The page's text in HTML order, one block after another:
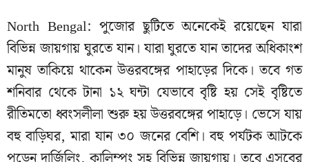
North Bengal: পুজোর ছুটিতে অনেকেই রয়েছেন যারা
বিভিন্ন জায়গায় ঘুরতে যান। যারা ঘুরতে যান তাদের অধিকাংশ
মানুষ তাকিয়ে থাকেন উত্তরবঙ্গের পাহাড়ের দিকে। তবে গত
শনিবার থেকে টানা ১২ ঘন্টা যেভাবে বৃষ্টি হয় সেই বৃষ্টিতে
রীতিমতো ধ্বংসলীলা শুরু হয় উত্তরবঙ্গের পাহাড়ে। ভেসে যায়
বহু বাড়িঘর, মারা যান ৩০ জনের বেশি। বহু পর্যটক আটকে